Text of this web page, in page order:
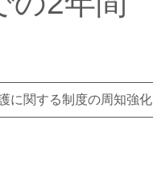
に関する制度の周知強化